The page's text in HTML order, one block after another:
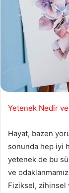
Yetenek Nedir
Hayat, bazen
sonunda hep iyi
yetenek de bu
ve
Fiziksel, zihinsel